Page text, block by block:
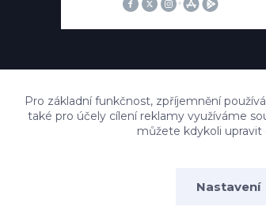
Pro základní funkčnost, zpříjemnění
také pro účely cílení reklamy využíváme
můžete kdykoli upravit
Nastavení